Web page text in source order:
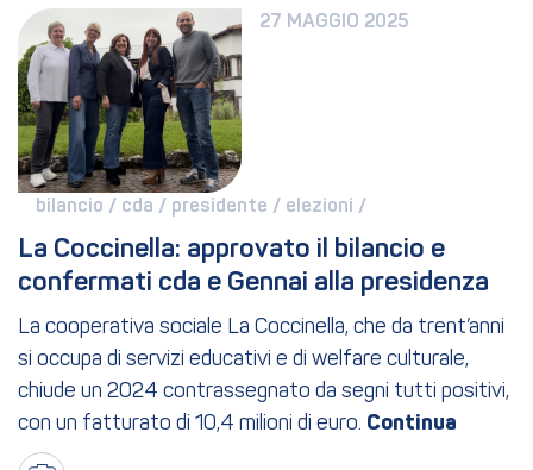
27 MAGGIO 2025
bilancio / cda / presidente / elezioni /
La Coccinella: approvato il bilancio e
confermati cda e Gennai alla presidenza
La cooperativa sociale La Coccinella, che da trent’anni
si occupa di servizi educativi e di welfare culturale,
chiude un 2024 contrassegnato da segni tutti positivi,
con un fatturato di 10,4 milioni di euro.